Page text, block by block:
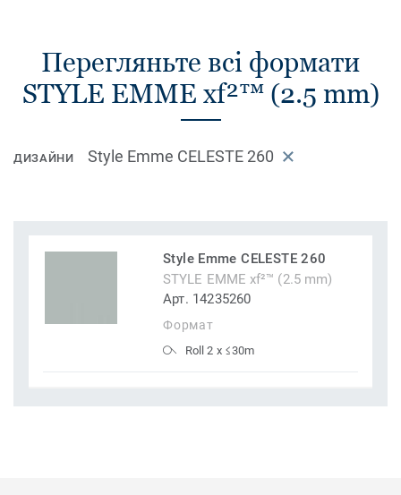
Перегляньте всі формати
STYLE EMME xf²™ (2.5 mm)
ДИЗАЙНИ Style Emme CELESTE 260
Style Emme CELESTE 260
STYLE EMME xf²™ (2.5 mm)
Арт. 14235260
Формат
Roll 2 x ≤30m